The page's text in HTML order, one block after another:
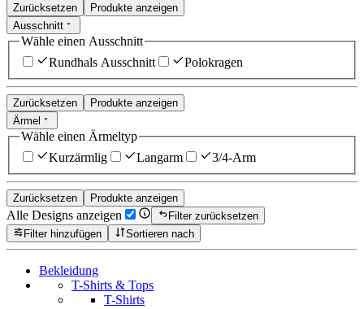
Zurücksetzen
Produkte anzeigen
Ausschnitt
Wähle einen Ausschnitt
Rundhals Ausschnitt
Polokragen
Zurücksetzen
Produkte anzeigen
Ärmel
Wähle einen Ärmeltyp
Kurzärmlig
Langarm 3/4-Arm
Zurücksetzen Produkte anzeigen
Alle Designs anzeigen
Filter zurücksetzen
Filter hinzufügen
Sortieren nach
Bekleidung
T-Shirts & Tops
T-Shirts